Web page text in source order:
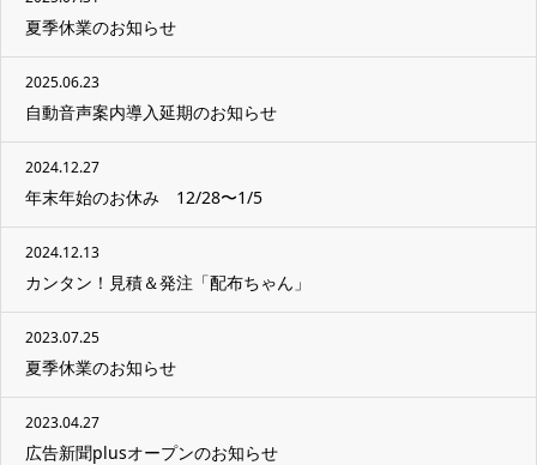
夏季休業のお知らせ
2025.06.23
自動音声案内導入延期のお知らせ
2024.12.27
年末年始のお休み 12/28〜1/5
2024.12.13
カンタン！見積＆発注「配布ちゃん」
2023.07.25
夏季休業のお知らせ
2023.04.27
広告新聞plusオープンのお知らせ